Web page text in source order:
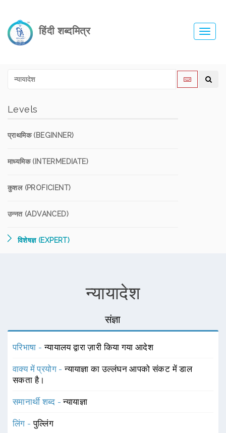
हिंदी शब्दमित्र
Levels
प्राथमिक (BEGINNER)
माध्यमिक (INTERMEDIATE)
कुशल (PROFICIENT)
उन्नत (ADVANCED)
विशेषज्ञ (EXPERT)
न्यायादेश
संज्ञा
परिभाषा -न्यायालय द्वारा ज़ारी किया गया आदेश
वाक्य में प्रयोग -न्यायाज्ञा का उल्लंघन आपको संकट में डाल
सकता है।
समानार्थी शब्द -न्यायाज्ञा
लिंग -पुल्लिंग